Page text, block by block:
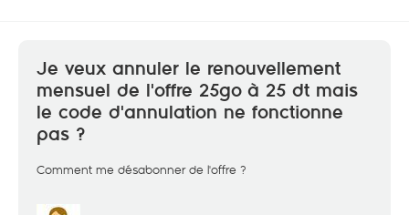
Je veux annuler le renouvellement
mensuel de l'offre 25go à 25 dt mais
le code d'annulation ne fonctionne
pas ?
Comment me désabonner de l'offre ?